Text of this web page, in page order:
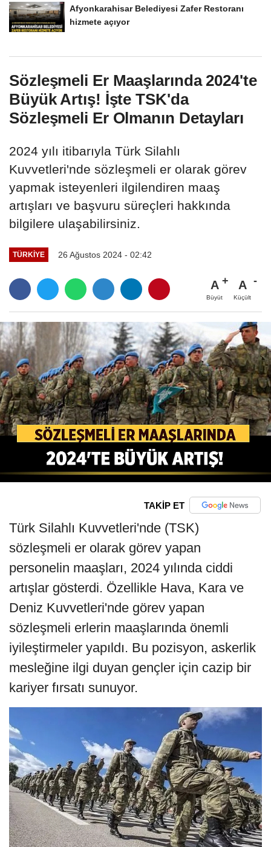
Afyonkarahisar Belediyesi Zafer Restoranı
hizmete açıyor
Sözleşmeli Er Maaşlarında 2024'te
Büyük Artış! İşte TSK'da
Sözleşmeli Er Olmanın Detayları
2024 yılı itibarıyla Türk Silahlı
Kuvvetleri'nde sözleşmeli er olarak görev
yapmak isteyenleri ilgilendiren maaş
artışları ve başvuru süreçleri hakkında
bilgilere ulaşabilirsiniz.
TÜRKIYE 26 Ağustos 2024 - 02:42
A
Büyüt
A
Küçült
TAKİP ET
Türk Silahlı Kuvvetleri'nde (TSK)
sözleşmeli er olarak görev yapan
personelin maaşları, 2024 yılında ciddi
artışlar gösterdi. Özellikle Hava, Kara ve
Deniz Kuvvetleri'nde görev yapan
sözleşmeli erlerin maaşlarında önemli
iyileştirmeler yapıldı. Bu pozisyon, askerlik
mesleğine ilgi duyan gençler için cazip bir
kariyer fırsatı sunuyor.